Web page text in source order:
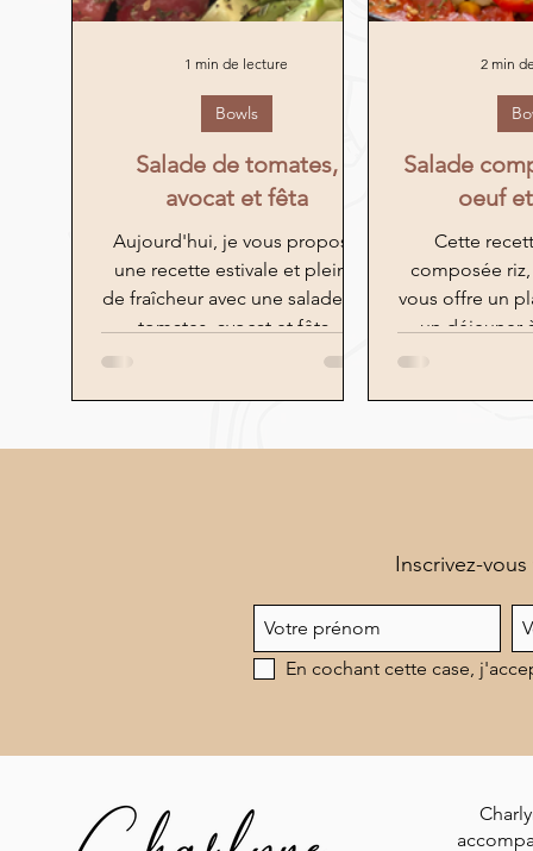
Salade de tomates,
avocat et fêta
Aujourd'hui, je vous propose
une recette estivale et pleine
de fraîcheur avec une salade de
tomates, avocat et fêta.
Bowls
1 min de lecture
Salade
oeuf
Cette
composée riz,
vous offre un
un déjeuner
2 min
Inscrivez-
En cochant cette case,